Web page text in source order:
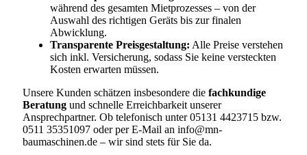
während des gesamten Mietprozesses – von der
Auswahl des richtigen Geräts bis zur finalen
Abwicklung.
Transparente Preisgestaltung: Alle Preise verstehen
sich inkl. Versicherung, sodass Sie keine versteckten
Kosten erwarten müssen.
Unsere Kunden schätzen insbesondere die fachkundige
Beratung und schnelle Erreichbarkeit unserer
Ansprechpartner. Ob telefonisch unter 05131 4423715 bzw.
0511 35351097 oder per E-Mail an info@mn-
baumaschinen.de – wir sind stets für Sie da.